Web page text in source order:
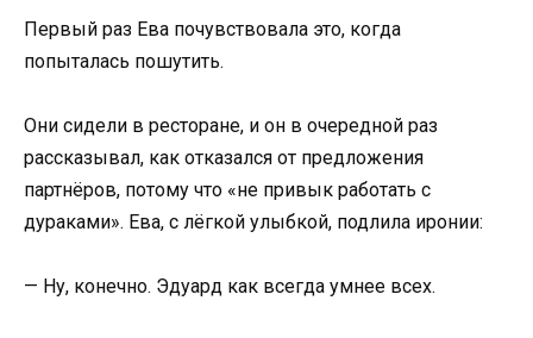
Первый раз Ева почувствовала это, когда
попыталась пошутить.
Они сидели в ресторане, и он в очередной раз
рассказывал, как отказался от предложения
партнёров, потому что «не привык работать с
дураками». Ева, с лёгкой улыбкой, подлила иронии:
— Ну, конечно. Эдуард как всегда умнее всех.